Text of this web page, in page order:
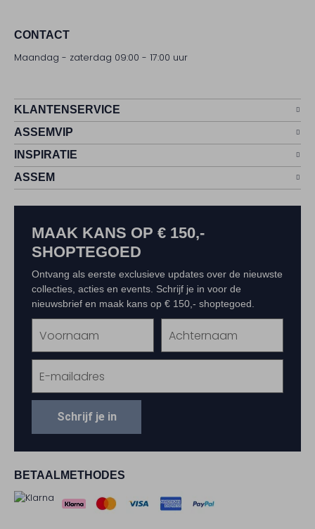
CONTACT
Maandag - zaterdag 09:00 - 17:00 uur
KLANTENSERVICE
ASSEMVIP
INSPIRATIE
ASSEM
BETAALMETHODES
MAAK KANS OP € 150,-
SHOPTEGOED
Ontvang als eerste exclusieve updates over de nieuwste
collecties, acties en events. Schrijf je in voor de
nieuwsbrief en maak kans op € 150,- shoptegoed.
Schrijf je in